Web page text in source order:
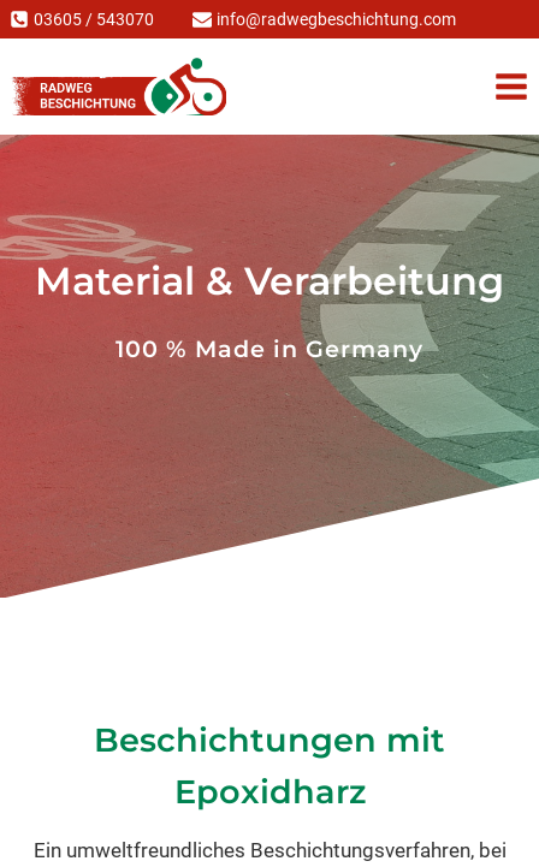
Zum
springen
03605 / 543070 info@radwegbeschichtung.com
Material & Verarbeitung
100 % Made in Germany
Beschichtungen mit
Epoxidharz
Ein umweltfreundliches Beschichtungsverfahren, bei